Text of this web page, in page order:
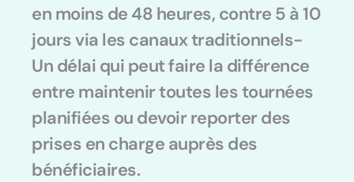
en moins de 48 heures, contre 5 à 10
jours via les canaux traditionnels-
Un délai qui peut faire la différence
entre maintenir toutes les tournées
planifiées ou devoir reporter des
prises en charge auprès des
bénéficiaires.